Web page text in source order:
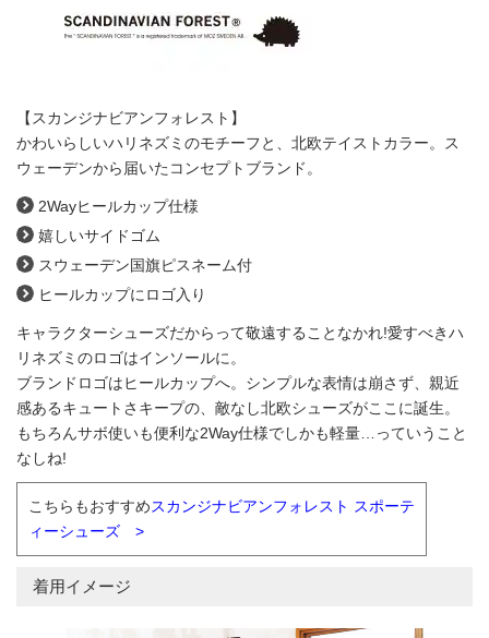
【スカンジナビアンフォレスト】
かわいらしいハリネズミのモチーフと、北欧テイストカラー。ス
ウェーデンから届いたコンセプトブランド。
2Wayヒールカップ仕様
嬉しいサイドゴム
スウェーデン国旗ピスネーム付
ヒールカップにロゴ入り
キャラクターシューズだからって敬遠することなかれ!愛すべきハ
リネズミのロゴはインソールに。
ブランドロゴはヒールカップへ。シンプルな表情は崩さず、親近
感あるキュートさキープの、敵なし北欧シューズがここに誕生。
もちろんサボ使いも便利な2Way仕様でしかも軽量…っていうこと
なしね!
こちらもおすすめスカンジナビアンフォレスト スポーテ
ィーシューズ >
着用イメージ